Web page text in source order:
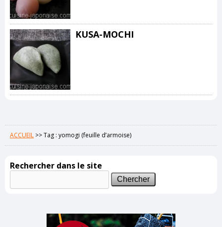
KUSA-MOCHI
ACCUEIL >>Tag : yomogi (feuille d’armoise)
Rechercher dans le site